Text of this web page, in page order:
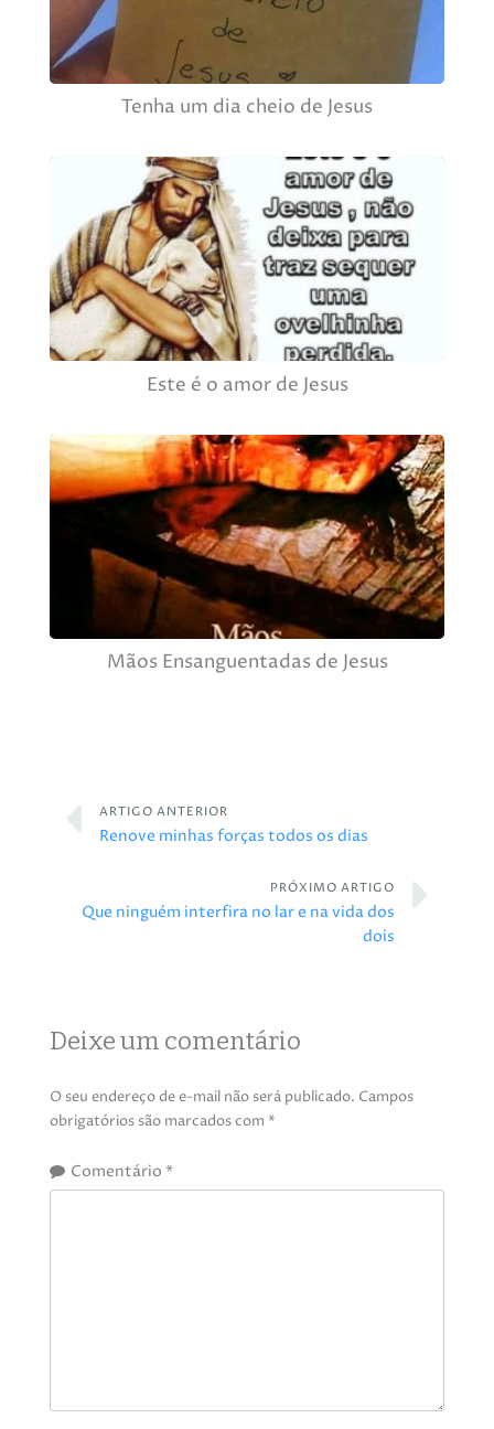
Tenha um dia cheio de Jesus
Este é o amor de Jesus
Mãos Ensanguentadas de Jesus
ARTIGO ANTERIOR
Renove minhas forças todos os dias
PRÓXIMO ARTIGO
Que ninguém interfira no lar e na vida dos
dois
Deixe um comentário
O seu endereço de e-mail não será publicado. Campos
obrigatórios são marcados com *
Comentário *